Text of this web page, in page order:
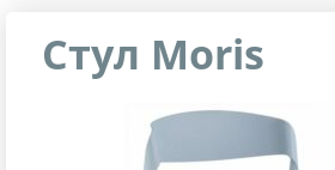
Стул Moris